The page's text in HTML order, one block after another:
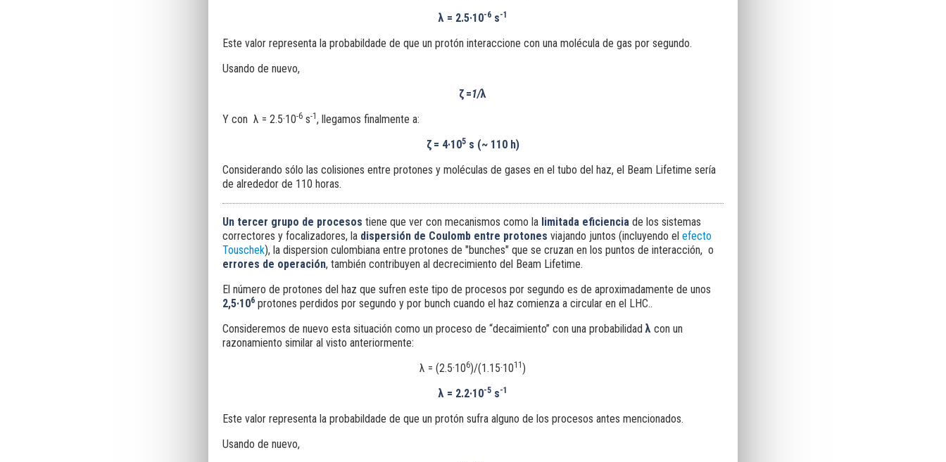
λ = 2.5·10-6s-1
Este valor representa la probabildade de que un protón interaccione con una molécula de gas por segundo.
Usando de nuevo,
ζ =1/λ
Y con λ = 2.5·10-6s-1, llegamos finalmente a:
ζ = 4·105s (~ 110 h)
Considerando sólo las colisiones entre protones y moléculas de gases en el tubo del haz, el Beam Lifetime sería
de alrededor de 110 horas.
Un tercer grupo de procesos tiene que ver con mecanismos como la limitada eficienciade los sistemas
correctores y focalizadores, ladispersión de Coulomb entre protones viajando juntos (incluyendo el efecto
Touschek), la dispersion culombiana entre protones de "bunches" que se cruzan en los puntos de interacción, o
errores de operación, también contribuyen al decrecimiento del Beam Lifetime.
El número de protones del haz que sufren este tipo de procesos por segundo es de aproximadamente de unos
2,5·106 protones perdidos por segundo y por bunch cuando el haz comienza a circular en el LHC..
Consideremos de nuevo esta situación como un proceso de “decaimiento” con una probabilidad λ con un
razonamiento similar al visto anteriormente:
λ = (2.5·106)/(1.15·1011)
λ = 2.2·10-5s-1
Este valor representa la probabildade de que un protón sufra alguno de los procesos antes mencionados.
Usando de nuevo,